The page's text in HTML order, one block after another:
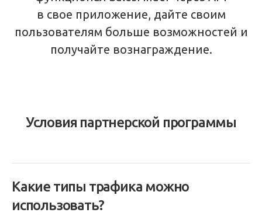
в свое приложение, дайте своим
пользователям больше возможностей и
получайте вознаграждение.
Условия партнерской программы
Какие типы трафика можно
использовать?